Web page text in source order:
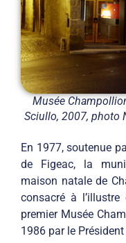
Musée
Sciullo, 2007, photo
En 1977, soutenue
de Figeac, la
maison natale de
consacré à
premier Musée
1986 par le